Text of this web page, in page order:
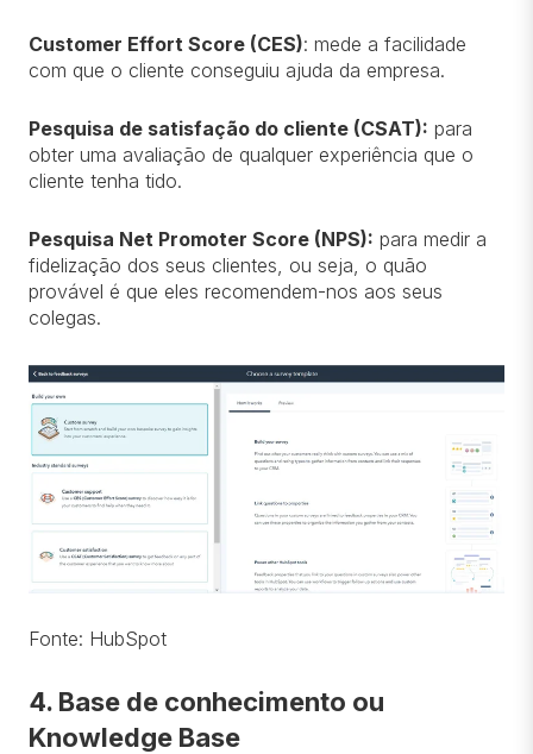
Customer Effort Score (CES): mede a facilidade
com que o cliente conseguiu ajuda da empresa.
Pesquisa de satisfação do cliente (CSAT): para
obter uma avaliação de qualquer experiência que o
cliente tenha tido.
Pesquisa Net Promoter Score (NPS): para medir a
fidelização dos seus clientes, ou seja, o quão
provável é que eles recomendem-nos aos seus
colegas.
Fonte: HubSpot
4. Base de conhecimento ou
Knowledge Base